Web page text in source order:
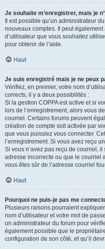
Je souhaite m’enregistrer, mais je
Il est possible qu’un administrateur
nouveaux comptes. Il peut
d’utilisateur que vous souhaitez
pour obtenir de l’aide.
Haut
Je suis enregistré mais je ne peux
Vérifiez, en premier, votre nom
corrects, il y a deux possibilités :
Si la gestion COPPA est active et si
lors de l’enregistrement, alors vous
courriel. Certains forums peuvent
création de compte soit activée par
que vous puissiez vous connecter.
l’enregistrement. Si vous avez reçu
Si vous n’avez pas reçu de courriel,
adresse incorrecte ou que le courriel
vous êtes sûr de l’adresse courriel
Haut
Pourquoi ne puis-je pas me
Plusieurs raisons pourraient
nom d’utilisateur et votre mot de
un administrateur du forum pour
également possible que le
configuration de son côté, et qu’il